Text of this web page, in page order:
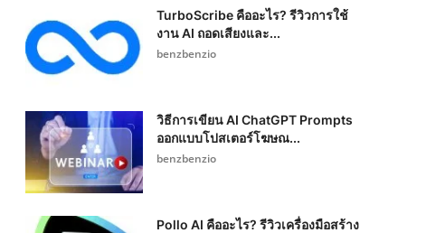
TurboScribe คืออะไร? รีวิวการใช้
งาน AI ถอดเสียงและ...
benzbenzio
วิธีการเขียน AI ChatGPT Prompts
ออกแบบโปสเตอร์โฆษณ...
benzbenzio
Pollo AI คืออะไร? รีวิวเครื่องมือสร้าง